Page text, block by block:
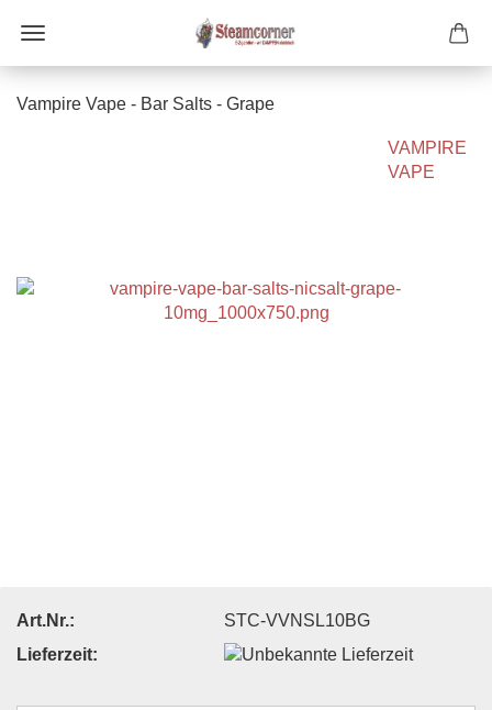
Vampire Vape - Bar Salts - Grape
VAMPIRE
VAPE
Art.Nr.:
STC-VVNSL10BG
Lieferzeit: